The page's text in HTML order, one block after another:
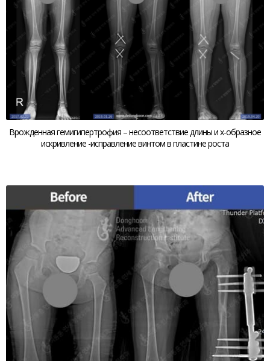
Врожденная гемигипертрофия – несоответствие длины и х-образное
искривление -исправление винтом в пластине роста